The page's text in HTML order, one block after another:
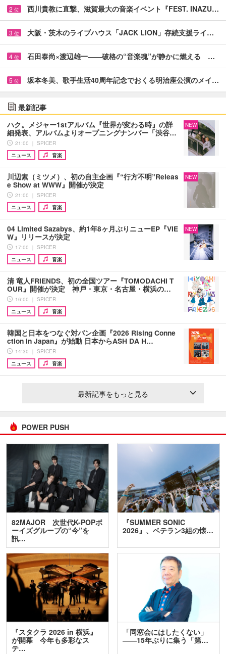
2 位 西川貴教に直撃、滋賀最大の音楽イベント『FEST. INAZU…
3 位 大阪・茨木のライブハウス「JACK LION」存続支援ライ…
4 位 石田泰尚×渡辺雄一――破格の“音楽魂”が静かに燃える …
5 位 坂本冬美、歌手生活40周年記念でおくる明治座公演のメイ…
最新記事
ハク。メジャー1stアルバム『世界が変わる時』の詳
細発表、アルバムよりオープニングナンバー「渋谷…
21:00 ｜ SPICER
ニュース
音楽
NEW
川辺素（ミツメ）、初の自主企画『“行方不明”Releas
e Show at WWW』開催が決定
21:00 ｜ SPICER
ニュース
音楽
NEW
04 Limited Sazabys、約1年8ヶ月ぶりニューEP『VIE
W』リリースが決定
17:00 ｜ SPICER
ニュース
音楽
NEW
清 竜人FRIENDS、初の全国ツアー『TOMODACHI T
OUR』開催が決定 神戸・東京・名古屋・横浜の…
16:00 ｜ SPICER
ニュース
音楽
韓国と日本をつなぐ対バン企画『2026 Rising Conne
ction in Japan』が始動 日本からASH DA H…
14:30 ｜ SPICER
ニュース
音楽
最新記事をもっと見る
POWER PUSH
82MAJOR 次世代K-POPボ
ーイズグループの“今”を
訊…
『SUMMER SONIC
2026』、ベテラン3組の懐…
『スタクラ 2026 in 横浜』
が開幕 今年も多彩なス
テ…
「同窓会にはしたくない」
――15年ぶりに集う「第…